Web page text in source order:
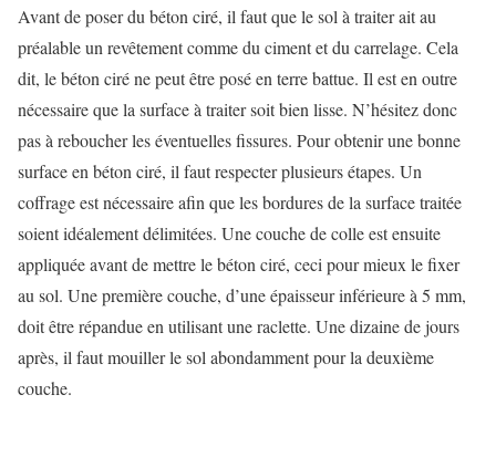
Avant de poser du béton ciré, il faut que le sol à traiter ait au
préalable un revêtement comme du ciment et du carrelage. Cela
dit, le béton ciré ne peut être posé en terre battue. Il est en outre
nécessaire que la surface à traiter soit bien lisse. N’hésitez donc
pas à reboucher les éventuelles fissures. Pour obtenir une bonne
surface en béton ciré, il faut respecter plusieurs étapes. Un
coffrage est nécessaire afin que les bordures de la surface traitée
soient idéalement délimitées. Une couche de colle est ensuite
appliquée avant de mettre le béton ciré, ceci pour mieux le fixer
au sol. Une première couche, d’une épaisseur inférieure à 5 mm,
doit être répandue en utilisant une raclette. Une dizaine de jours
après, il faut mouiller le sol abondamment pour la deuxième
couche.